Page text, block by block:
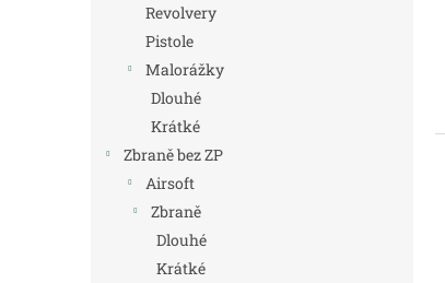
Revolvery
Pistole
Malorážky
Dlouhé
Krátké
Zbraně bez ZP
Airsoft
Zbraně
Dlouhé
Krátké